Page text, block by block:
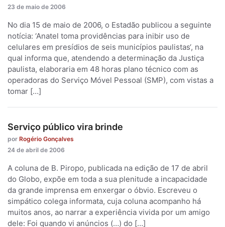
23 de maio de 2006
No dia 15 de maio de 2006, o Estadão publicou a seguinte
notícia: ‘Anatel toma providências para inibir uso de
celulares em presídios de seis municípios paulistas‘, na
qual informa que, atendendo a determinação da Justiça
paulista, elaboraria em 48 horas plano técnico com as
operadoras do Serviço Móvel Pessoal (SMP), com vistas a
tomar […]
Serviço público vira brinde
por Rogério Gonçalves
24 de abril de 2006
A coluna de B. Piropo, publicada na edição de 17 de abril
do Globo, expõe em toda a sua plenitude a incapacidade
da grande imprensa em enxergar o óbvio. Escreveu o
simpático colega informata, cuja coluna acompanho há
muitos anos, ao narrar a experiência vivida por um amigo
dele: Foi quando vi anúncios (…) do […]